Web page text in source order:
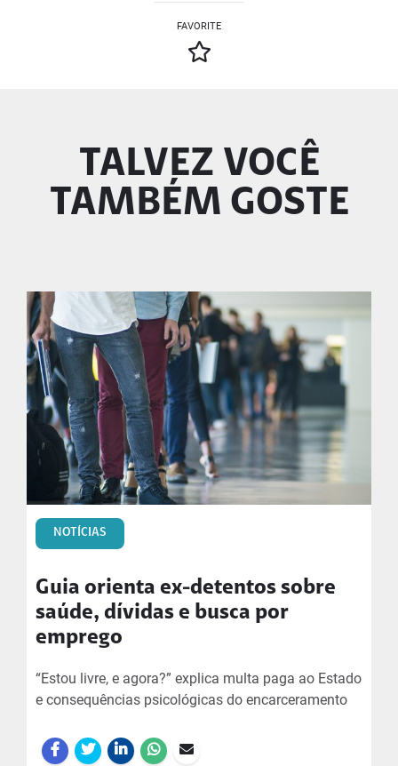
FAVORITE
TALVEZ VOCÊ
TAMBÉM GOSTE
NOTÍCIAS
Guia orienta ex-detentos sobre
saúde, dívidas e busca por
emprego
“Estou livre, e agora?” explica multa paga ao Estado
e consequências psicológicas do encarceramento